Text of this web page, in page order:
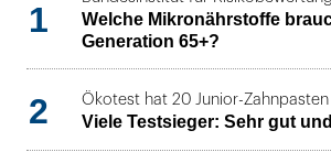
1
Welche Mikronährstoffe
Generation 65+?
2 Ökotest hat 20 Junior-
Viele Testsieger: Sehr gut